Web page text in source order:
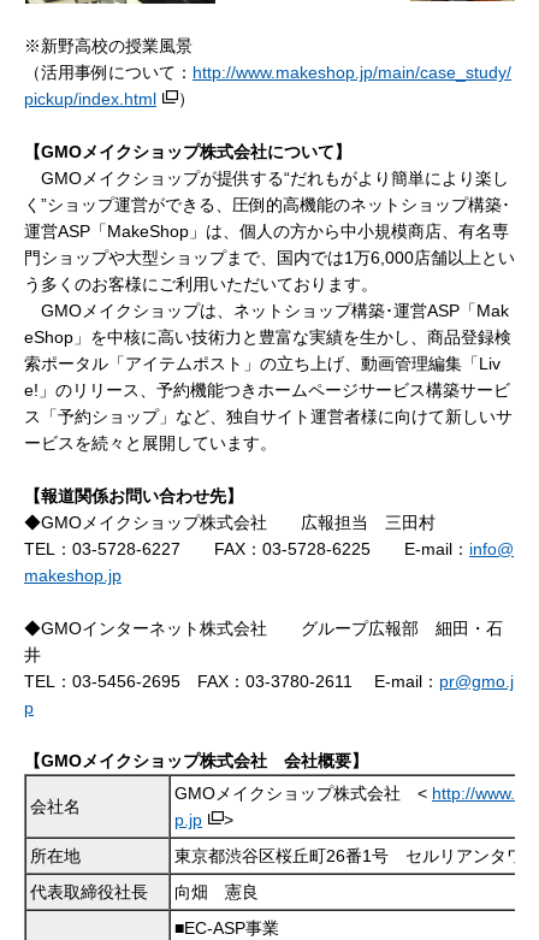
※新野高校の授業風景
（活用事例について： http://www.makeshop.jp/main/case_study/
pickup/index.html
）
【GMOメイクショップ株式会社について】
GMOメイクショップが提供する“だれもがより簡単により楽し
く”ショップ運営ができる、圧倒的高機能のネットショップ構築･
運営ASP「MakeShop」は、個人の方から中小規模商店、有名専
門ショップや大型ショップまで、 国内では1万6,000店舗以上とい
う多くのお客様にご利用いただいております。
GMOメイクショップは、 ネットショップ構築･運営ASP「Mak
eShop」を中核に高い技術力と豊富な実績を生かし、 商品登録検
索ポータル「アイテムポスト」の立ち上げ、動画管理編集「Liv
e!」のリリース、予約機能つきホームページサービス構築サービ
ス「予約ショップ」など、独自サイト運営者様に向けて新しいサ
ービスを続々と展開しています。
【報道関係お問い合わせ先】
◆GMOメイクショップ株式会社 広報担当 三田村
TEL：03-5728-6227 FAX：03-5728-6225 E-mail： info@
makeshop.jp
◆GMOインターネット株式会社 グループ広報部 細田・石
井
TEL：03-5456-2695 FAX：03-3780-2611 E-mail： pr@gmo.j
p
【GMOメイクショップ株式会社 会社概要】
会社名
GMOメイクショップ株式会社 < http://
p.jp
>
所在地
東京都渋谷区桜丘町26番1号 セルリアンタワー
代表取締役社長
向畑 憲良
■EC-ASP事業